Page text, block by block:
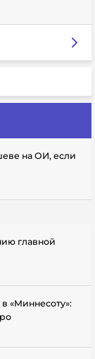
на ОИ, если
главной
«Миннесоту»: